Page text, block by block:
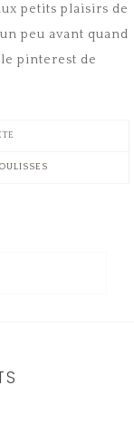
petits plaisirs de
peu avant quand
pinterest de